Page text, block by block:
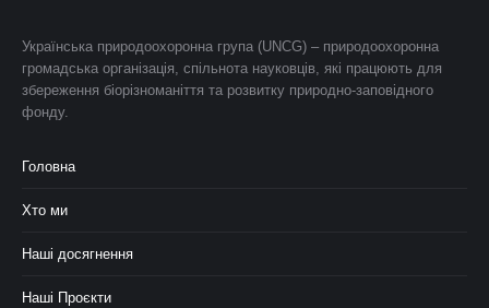
Українська природоохоронна група (UNCG) – природоохоронна
громадська організація, спільнота науковців, які працюють для
збереження біорізноманіття та розвитку природно-заповідного
фонду.
Головна
Хто ми
Наші досягнення
Наші Проєкти